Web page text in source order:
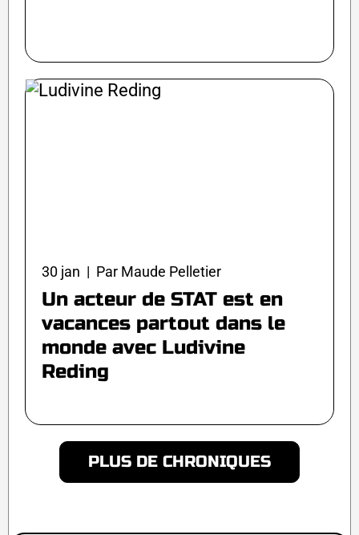
30 jan | Par Maude Pelletier
Un acteur de STAT est en
vacances partout dans le
monde avec Ludivine
Reding
PLUS DE CHRONIQUES